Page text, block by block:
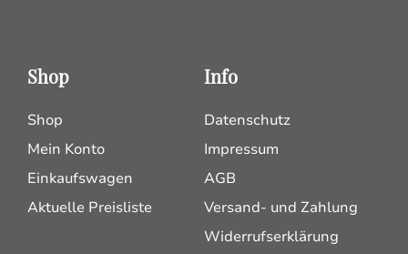
Shop
Shop
Mein Konto
Einkaufswagen
Aktuelle Preisliste
Info
Datenschutz
Impressum
AGB
Versand- und Zahlung
Widerrufserklärung